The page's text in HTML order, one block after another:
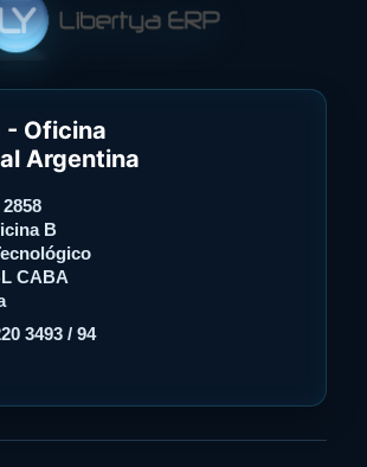
Oficina
Argentina
2858
B
CABA
3493 / 94